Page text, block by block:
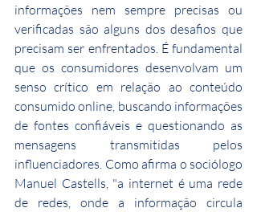
informações nem sempre precisas ou
verificadas são alguns dos desafios que
precisam ser enfrentados. É fundamental
que os consumidores desenvolvam um
senso crítico em relação ao conteúdo
consumido online, buscando informações
de fontes confiáveis e questionando as
mensagens transmitidas pelos
influenciadores. Como afirma o sociólogo
Manuel Castells, "a internet é uma rede
de redes, onde a informação circula